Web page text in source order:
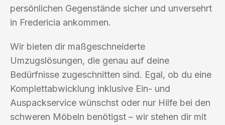
persönlichen Gegenstände sicher und unversehrt
in Fredericia ankommen.
Wir bieten dir maßgeschneiderte
Umzugslösungen, die genau auf deine
Bedürfnisse zugeschnitten sind. Egal, ob du eine
Komplettabwicklung inklusive Ein- und
Auspackservice wünschst oder nur Hilfe bei den
schweren Möbeln benötigst – wir stehen dir mit